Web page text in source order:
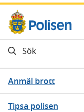
Gå direkt till innehåll
Sök
Anmäl brott
Tipsa polisen